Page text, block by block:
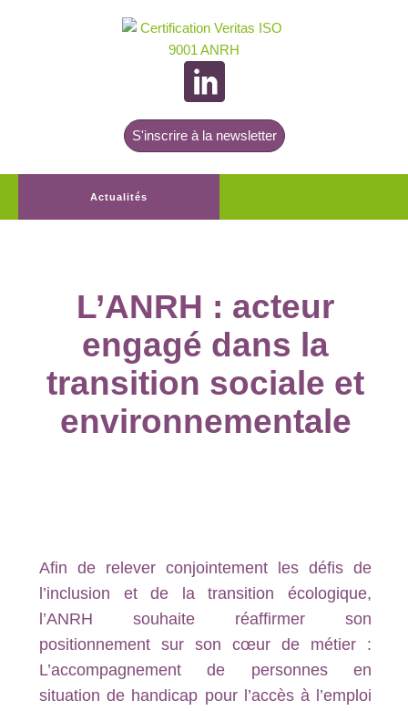
S'inscrire à la newsletter
Actualités
L’ANRH : acteur
engagé dans la
transition sociale et
environnementale
Afin de relever conjointement les défis de
l’inclusion et de la transition écologique,
l’ANRH souhaite réaffirmer son
positionnement sur son cœur de métier :
L’accompagnement de personnes en
situation de handicap pour l’accès à l’emploi